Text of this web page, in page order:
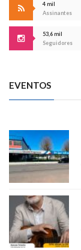
4 mil
Assinantes
53,6 mil
Seguidores
EVENTOS